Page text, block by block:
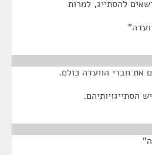
להסתייג, למרות
את חברי הוועדה כולם.
הסתייגויותיהם.